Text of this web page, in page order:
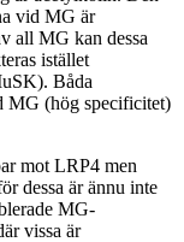
vid MG är
all MG kan dessa
istället
Båda
MG (hög specificitet)
mot LRP4 men
dessa är ännu inte
MG-
vissa är